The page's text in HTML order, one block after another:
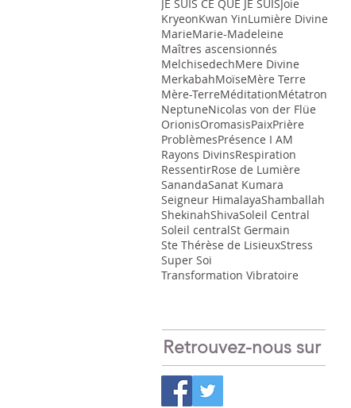
JE SUIS CE QUE JE SUISJoie
KryeonKwan YinLumière Divine
MarieMarie-Madeleine
Maîtres ascensionnés
MelchisedechMere Divine
MerkabahMoïseMère Terre
Mère-TerreMéditationMétatron
NeptuneNicolas von der Flüe
OrionisOromasisPaixPrière
ProblèmesPrésence I AM
Rayons DivinsRespiration
RessentirRose de Lumière
SanandaSanat Kumara
Seigneur HimalayaShamballah
ShekinahShivaSoleil Central
Soleil centralSt Germain
Ste Thérèse de LisieuxStress
Super Soi
Transformation Vibratoire
Retrouvez-nous sur